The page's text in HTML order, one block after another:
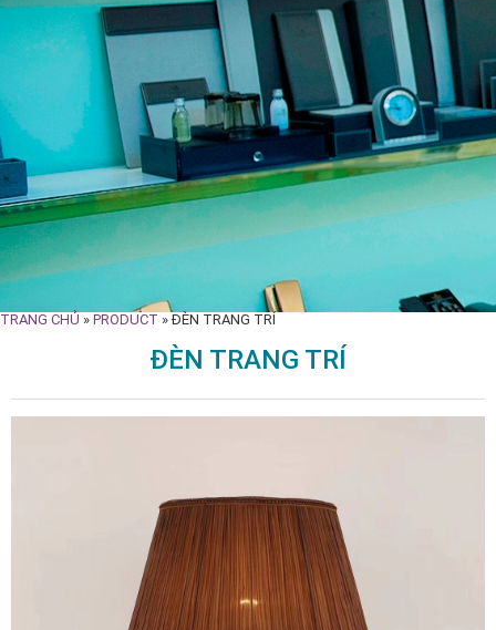
TRANG CHỦ » PRODUCT »ĐÈN TRANG TRÍ
ĐÈN TRANG TRÍ